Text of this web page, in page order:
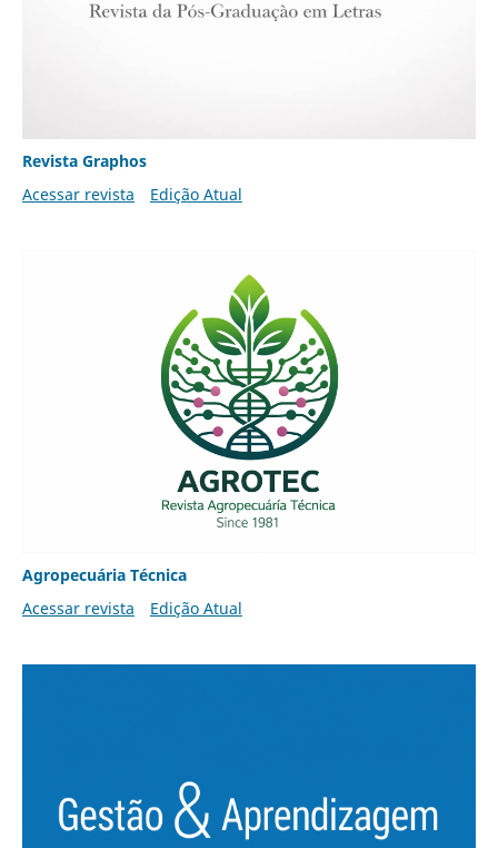
Revista Graphos
Acessar revista
Edição Atual
Agropecuária Técnica
Acessar revista
Edição Atual